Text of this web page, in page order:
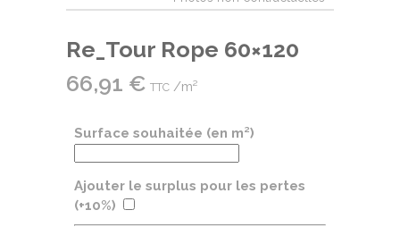
Re_Tour Rope 60×120
66,91 € TTC /m²
Surface souhaitée (en m²)
Ajouter le surplus pour les pertes
(+10%)